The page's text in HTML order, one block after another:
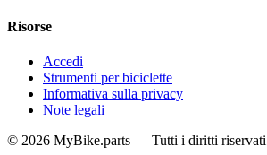
Risorse
Accedi
Strumenti per biciclette
Informativa sulla privacy
Note legali
© 2026 MyBike.parts — Tutti i diritti riservati